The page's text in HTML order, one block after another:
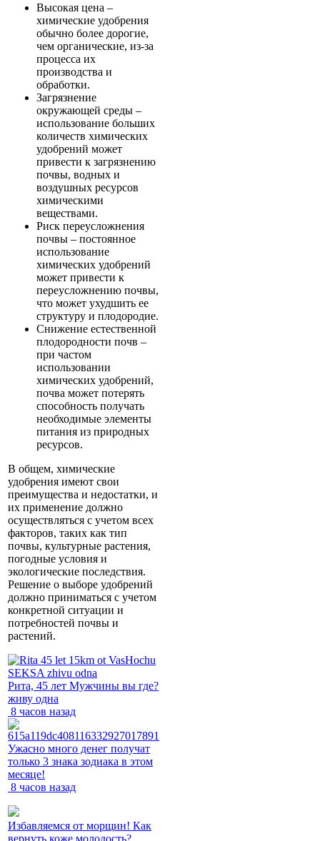
Высокая цена –
химические удобрения
обычно более дорогие,
чем органические, из-за
процесса их
производства и
обработки.
Загрязнение
окружающей среды –
использование больших
количеств химических
удобрений может
привести к загрязнению
почвы, водных и
воздушных ресурсов
химическими
веществами.
Риск переусложнения
почвы – постоянное
использование
химических удобрений
может привести к
переусложнению почвы,
что может ухудшить ее
структуру и плодородие.
Снижение естественной
плодородности почв –
при частом
использовании
химических удобрений,
почва может потерять
способность получать
необходимые элементы
питания из природных
ресурсов.
В общем, химические
удобрения имеют свои
преимущества и недостатки, и
их применение должно
осуществляться с учетом всех
факторов, таких как тип
почвы, культурные растения,
погодные условия и
экологические последствия.
Решение о выборе удобрений
должно приниматься с учетом
конкретной ситуации и
потребностей почвы и
растений.
Рита, 45 лет Мужчины вы где?
живу одна
8 часов назад
Ужасно много денег получат
только 3 знака зодиака в этом
месяце!
8 часов назад
Избавляемся от морщин! Как
вернуть коже молодость?